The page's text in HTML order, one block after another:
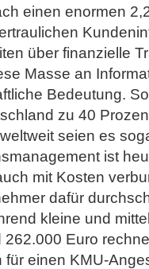
einen enormen
über finanzielle
Masse an
Bedeutung.
zu 40
seien es
ist
mit Kosten
dafür
kleine und
Euro
einen KMU-